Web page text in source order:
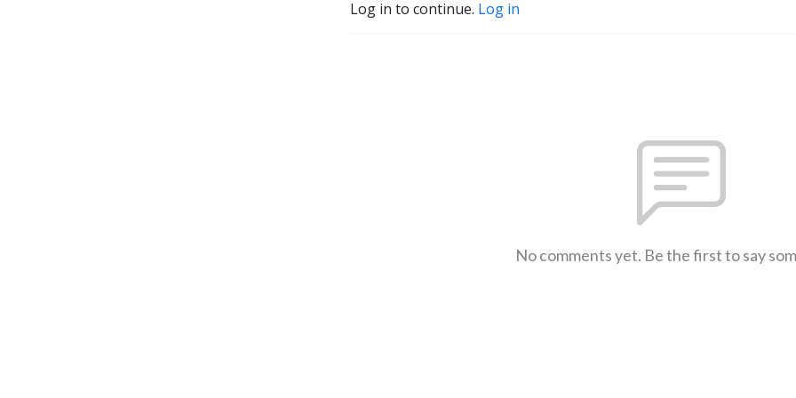
Log in to continue. Log in
No comments yet. Be the first to say